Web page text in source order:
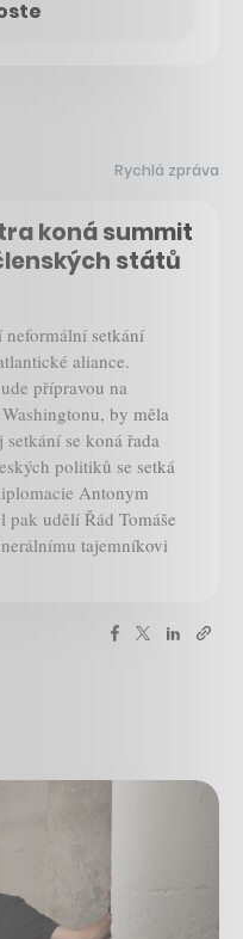
Rychlá zpráva
koná summit
států
neformální setkání
aliance.
přípravou na
by měla
se koná řada
politiků se setká
Antonym
pak udělí Řád Tomáše
tajemníkovi